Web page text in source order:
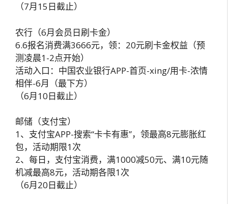
（7月15日截止）
农行（6月会员日刷卡金）
6.6报名消费满3666元，领：20元刷卡金权益（预
测凌晨1-2点开始）
活动入口：中国农业银行APP-首页-xing/用卡-浓情
相伴-6月（最下方）
（6月10日截止）
邮储（支付宝）
1、支付宝APP-搜索“卡卡有惠”，领最高8元膨胀红
包，活动期限1次
2、每日，支付宝消费，满1000减50元、满10元随
机减最高8元，活动期各限1次
（6月20日截止）